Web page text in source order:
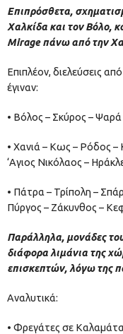
Επιπρόσθετα,
Χαλκίδα και τον Βόλο,
Μirage πάνω από την
Επιπλέον, διελεύσεις
έγιναν:
• Βόλος – Σκύρος –
• Χανιά – Κως – Ρόδος
‘Αγιος Νικόλαος –
• Πάτρα – Τρίπολη –
Πύργος – Ζάκυνθος –
Παράλληλα, μονάδες
διάφορα λιμάνια της
επισκεπτών, λόγω της
Αναλυτικά:
• Φρεγάτες σε